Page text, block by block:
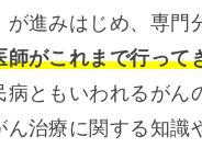
が進みはじめ、専門
師がこれまで行って
病ともいわれるが
ん治療に関する知